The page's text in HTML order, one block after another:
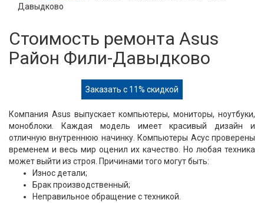
Давыдково
Стоимость ремонта Asus
Район Фили-Давыдково
Заказать с 11% скидкой
Компания Asus выпускает компьютеры, мониторы, ноутбуки,
моноблоки. Каждая модель имеет красивый дизайн и
отличную внутреннюю начинку. Компьютеры Асус проверены
временем и весь мир оценил их качество. Но любая техника
может выйти из строя. Причинами того могут быть:
Износ детали;
Брак производственный;
Неправильное обращение с техникой.